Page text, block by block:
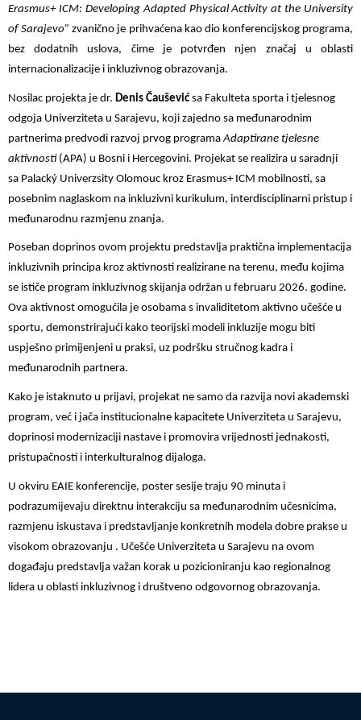
Erasmus+ ICM: Developing Adapted Physical Activity at the University
of Sarajevo” zvanično je prihvaćena kao dio konferencijskog programa,
bez dodatnih uslova, čime je potvrđen njen značaj u oblasti
internacionalizacije i inkluzivnog obrazovanja.
Nosilac projekta je dr. Denis Čaušević sa Fakulteta sporta i tjelesnog
odgoja Univerziteta u Sarajevu, koji zajedno sa međunarodnim
partnerima predvodi razvoj prvog programaAdaptirane tjelesne
aktivnosti(APA) u Bosni i Hercegovini. Projekat se realizira u saradnji
sa Palacký Univerzsity Olomouc kroz Erasmus+ ICM mobilnosti, sa
posebnim naglaskom na inkluzivni kurikulum, interdisciplinarni pristup i
međunarodnu razmjenu znanja.
Poseban doprinos ovom projektu predstavlja praktična implementacija
inkluzivnih principa kroz aktivnosti realizirane na terenu, među kojima
se ističe program inkluzivnog skijanja održan u februaru 2026. godine.
Ova aktivnost omogućila je osobama s invaliditetom aktivno učešće u
sportu, demonstrirajući kako teorijski modeli inkluzije mogu biti
uspješno primijenjeni u praksi, uz podršku stručnog kadra i
međunarodnih partnera.
Kako je istaknuto u prijavi, projekat ne samo da razvija novi akademski
program, već i jača institucionalne kapacitete Univerziteta u Sarajevu,
doprinosi modernizaciji nastave i promovira vrijednosti jednakosti,
pristupačnosti i interkulturalnog dijaloga.
U okviru EAIE konferencije, poster sesije traju 90 minuta i
podrazumijevaju direktnu interakciju sa međunarodnim učesnicima,
razmjenu iskustava i predstavljanje konkretnih modela dobre prakse u
visokom obrazovanju . Učešće Univerziteta u Sarajevu na ovom
događaju predstavlja važan korak u pozicioniranju kao regionalnog
lidera u oblasti inkluzivnog i društveno odgovornog obrazovanja.